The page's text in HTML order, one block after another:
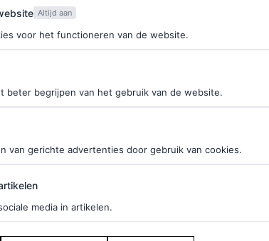
Altijd aan
voor het functioneren van de website.
beter begrijpen van het gebruik van de website.
van gerichte advertenties door gebruik van cookies.
media in artikelen.